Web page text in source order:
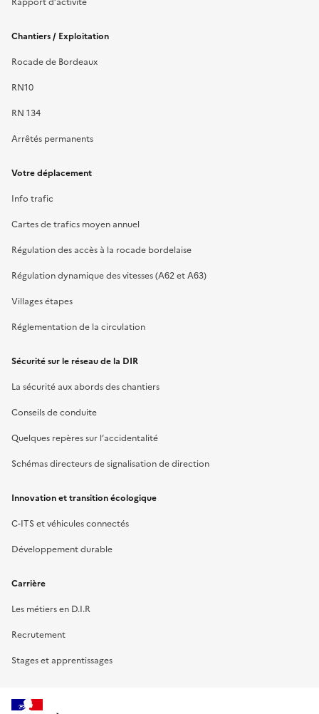
Chantiers / Exploitation
Rocade de Bordeaux
RN10
RN 134
Arrêtés permanents
Votre déplacement
Info trafic
Cartes de trafics moyen annuel
Régulation des accès à la rocade bordelaise
Régulation dynamique des vitesses (A62 et A63)
Villages étapes
Réglementation de la circulation
Sécurité sur le réseau de la DIR
La sécurité aux abords des chantiers
Conseils de conduite
Quelques repères sur l’accidentalité
Schémas directeurs de signalisation de direction
Innovation et transition écologique
C-ITS et véhicules connectés
Développement durable
Carrière
Les métiers en D.I.R
Recrutement
Stages et apprentissages